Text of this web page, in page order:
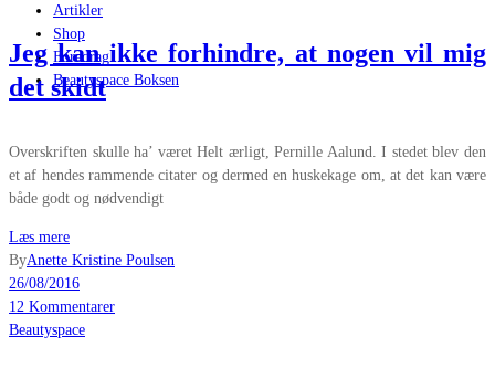
Artikler
Shop
Foredrag
Beautyspace Boksen
Jeg kan ikke forhindre, at nogen vil mig
det skidt
Overskriften skulle ha’ været Helt ærligt, Pernille Aalund. I stedet blev den
et af hendes rammende citater og dermed en huskekage om, at det kan være
både godt og nødvendigt
Læs mere
ByAnette Kristine Poulsen
26/08/2016
12 Kommentarer
Beautyspace